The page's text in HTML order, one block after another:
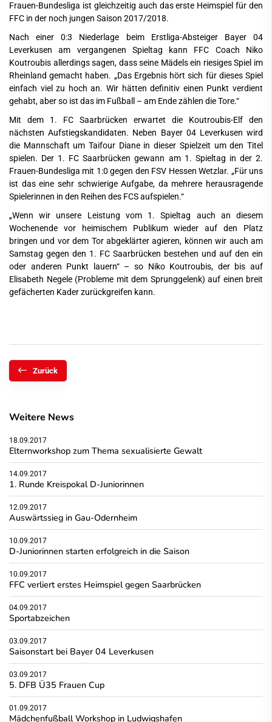
Frauen-Bundesliga ist gleichzeitig auch das erste Heimspiel für den
FFC in der noch jungen Saison 2017/2018.
Nach einer 0:3 Niederlage beim Erstliga-Absteiger Bayer 04
Leverkusen am vergangenen Spieltag kann FFC Coach Niko
Koutroubis allerdings sagen, dass seine Mädels ein riesiges Spiel im
Rheinland gemacht haben. „Das Ergebnis hört sich für dieses Spiel
einfach viel zu hoch an. Wir hätten definitiv einen Punkt verdient
gehabt, aber so ist das im Fußball – am Ende zählen die Tore.“
Mit dem 1. FC Saarbrücken erwartet die Koutroubis-Elf den
nächsten Aufstiegskandidaten. Neben Bayer 04 Leverkusen wird
die Mannschaft um Taifour Diane in dieser Spielzeit um den Titel
spielen. Der 1. FC Saarbrücken gewann am 1. Spieltag in der 2.
Frauen-Bundesliga mit 1:0 gegen den FSV Hessen Wetzlar. „Für uns
ist das eine sehr schwierige Aufgabe, da mehrere herausragende
Spielerinnen in den Reihen des FCS aufspielen.“
„Wenn wir unsere Leistung vom 1. Spieltag auch an diesem
Wochenende vor heimischem Publikum wieder auf den Platz
bringen und vor dem Tor abgeklärter agieren, können wir auch am
Samstag gegen den 1. FC Saarbrücken bestehen und auf den ein
oder anderen Punkt lauern“ – so Niko Koutroubis, der bis auf
Elisabeth Negele (Probleme mit dem Sprunggelenk) auf einen breit
gefächerten Kader zurückgreifen kann.
Zurück
Weitere News
18.09.2017
Elternworkshop zum Thema sexualisierte Gewalt
14.09.2017
1. Runde Kreispokal D-Juniorinnen
12.09.2017
Auswärtssieg in Gau-Odernheim
10.09.2017
D-Juniorinnen starten erfolgreich in die Saison
10.09.2017
FFC verliert erstes Heimspiel gegen Saarbrücken
04.09.2017
Sportabzeichen
03.09.2017
Saisonstart bei Bayer 04 Leverkusen
03.09.2017
5. DFB Ü35 Frauen Cup
01.09.2017
Mädchenfußball Workshop in Ludwigshafen